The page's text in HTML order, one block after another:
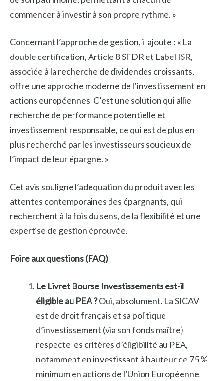
commencer à investir à son propre rythme. »
Concernant l’approche de gestion, il ajoute : « La
double certification, Article 8 SFDR et Label ISR,
associée à la recherche de dividendes croissants,
offre une approche moderne de l’investissement en
actions européennes. C’est une solution qui allie
recherche de performance potentielle et
investissement responsable, ce qui est de plus en
plus recherché par les investisseurs soucieux de
l’impact de leur épargne. »
Cet avis souligne l’adéquation du produit avec les
attentes contemporaines des épargnants, qui
recherchent à la fois du sens, de la flexibilité et une
expertise de gestion éprouvée.
Foire aux questions (FAQ)
Le Livret Bourse Investissements est-il
éligible au PEA ?Oui, absolument. La SICAV
est de droit français et sa politique
d’investissement (via son fonds maître)
respecte les critères d’éligibilité au PEA,
notamment en investissant à hauteur de 75 %
minimum en actions de l’Union Européenne.